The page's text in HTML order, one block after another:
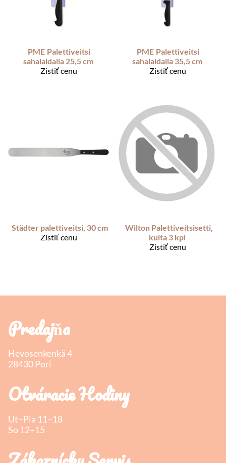
PME Palettiveitsi
sahalaidalla 25,5 cm
Zistiť cenu
PME Palettiveitsi
sahalaidalla 35,5 cm
Zistiť cenu
Städter palettiveitsi, 30 cm
Zistiť cenu
Wilton Palettiveitsisetti,
kulta 3 kpl
Zistiť cenu
Predajňa
Hevosenkenkä 4
28430 Pori
Otváracie Hodiny
Ut–Pia 11–18
So 12–15